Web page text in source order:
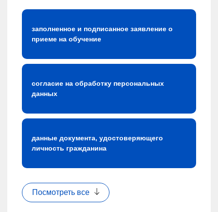
заполненное и подписанное заявление о
приеме на обучение
согласие на обработку персональных
данных
данные документа, удостоверяющего
личность гражданина
Посмотреть все